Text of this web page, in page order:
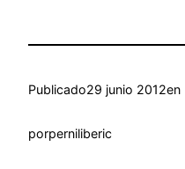
Publicado29 junio 2012en
porperniliberic